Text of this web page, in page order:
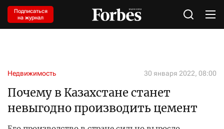
Подписаться
на журнал
Недвижимость 30 января 2022, 08:00
Почему в Казахстане станет
невыгодно производить цемент